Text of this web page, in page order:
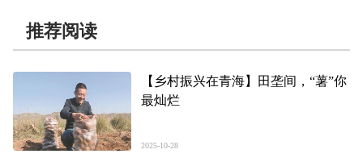
推荐阅读
【乡村振兴在青海】田垄间，“薯”你
最灿烂
2025-10-28